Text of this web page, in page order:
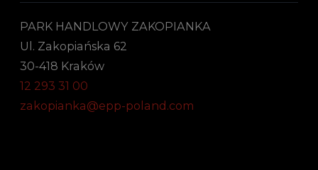
PARK HANDLOWY ZAKOPIANKA
Ul. Zakopiańska 62
30-418 Kraków
12 293 31 00
zakopianka@epp-poland.com